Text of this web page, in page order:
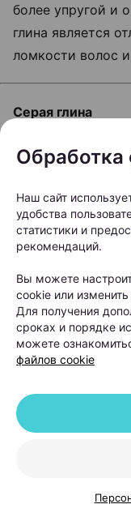
более упругой и
глина является
ломкости волос и
Серая глина
Она добывается
Способна
глубоко
(разрушение и
Обработка
Наш сайт
удобства
статистики и
рекомендаций.
Вы можете
cookie или
Для получения
сроках и порядке
можете
файлов cookie